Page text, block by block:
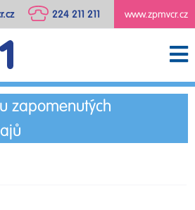
www.zpmvcr.cz
224 211 211
zapomenutých